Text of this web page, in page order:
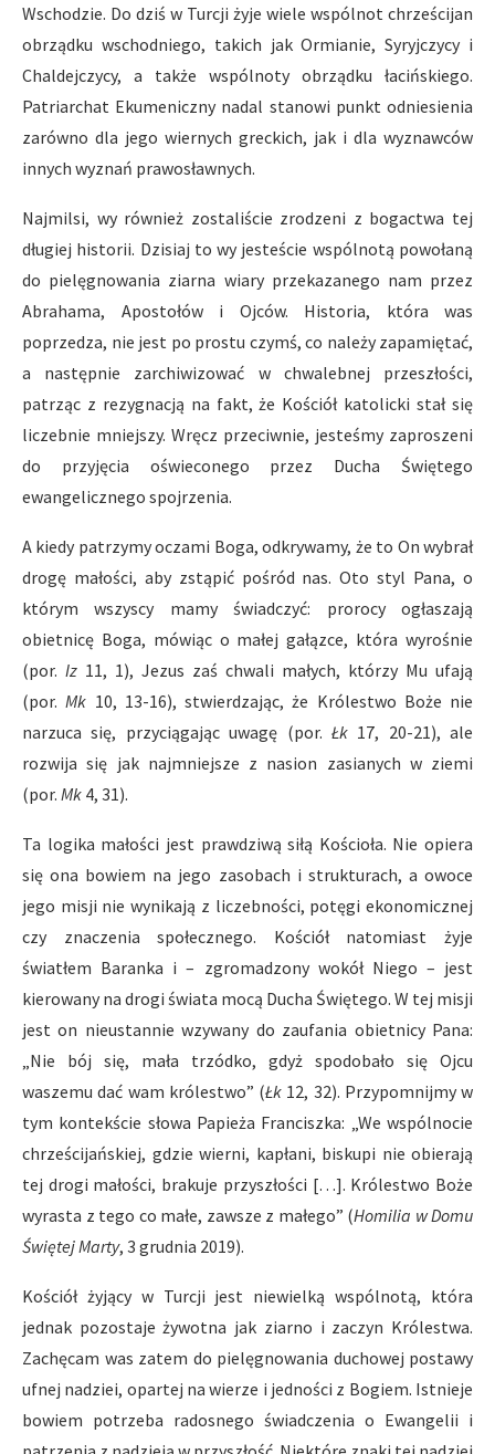
Wschodzie. Do dziś w Turcji żyje wiele wspólnot chrześcijan
obrządku wschodniego, takich jak Ormianie, Syryjczycy i
Chaldejczycy, a także wspólnoty obrządku łacińskiego.
Patriarchat Ekumeniczny nadal stanowi punkt odniesienia
zarówno dla jego wiernych greckich, jak i dla wyznawców
innych wyznań prawosławnych.
Najmilsi, wy również zostaliście zrodzeni z bogactwa tej
długiej historii. Dzisiaj to wy jesteście wspólnotą powołaną
do pielęgnowania ziarna wiary przekazanego nam przez
Abrahama, Apostołów i Ojców. Historia, która was
poprzedza, nie jest po prostu czymś, co należy zapamiętać,
a następnie zarchiwizować w chwalebnej przeszłości,
patrząc z rezygnacją na fakt, że Kościół katolicki stał się
liczebnie mniejszy. Wręcz przeciwnie, jesteśmy zaproszeni
do przyjęcia oświeconego przez Ducha Świętego
ewangelicznego spojrzenia.
A kiedy patrzymy oczami Boga, odkrywamy, że to On wybrał
drogę małości, aby zstąpić pośród nas. Oto styl Pana, o
którym wszyscy mamy świadczyć: prorocy ogłaszają
obietnicę Boga, mówiąc o małej gałązce, która wyrośnie
(por. Iz 11, 1), Jezus zaś chwali małych, którzy Mu ufają
(por.Mk 10, 13-16), stwierdzając, że Królestwo Boże nie
narzuca się, przyciągając uwagę (por. Łk17, 20-21), ale
rozwija się jak najmniejsze z nasion zasianych w ziemi
(por. Mk 4, 31).
Ta logika małości jest prawdziwą siłą Kościoła. Nie opiera
się ona bowiem na jego zasobach i strukturach, a owoce
jego misji nie wynikają z liczebności, potęgi ekonomicznej
czy znaczenia społecznego. Kościół natomiast żyje
światłem Baranka i – zgromadzony wokół Niego – jest
kierowany na drogi świata mocą Ducha Świętego. W tej misji
jest on nieustannie wzywany do zaufania obietnicy Pana:
„Nie bój się, mała trzódko, gdyż spodobało się Ojcu
waszemu dać wam królestwo” (Łk 12, 32). Przypomnijmy w
tym kontekście słowa Papieża Franciszka: „We wspólnocie
chrześcijańskiej, gdzie wierni, kapłani, biskupi nie obierają
tej drogi małości, brakuje przyszłości […]. Królestwo Boże
wyrasta z tego co małe, zawsze z małego” (Homilia w Domu
Świętej Marty, 3 grudnia 2019).
Kościół żyjący w Turcji jest niewielką wspólnotą, która
jednak pozostaje żywotna jak ziarno i zaczyn Królestwa.
Zachęcam was zatem do pielęgnowania duchowej postawy
ufnej nadziei, opartej na wierze i jedności z Bogiem. Istnieje
bowiem potrzeba radosnego świadczenia o Ewangelii i